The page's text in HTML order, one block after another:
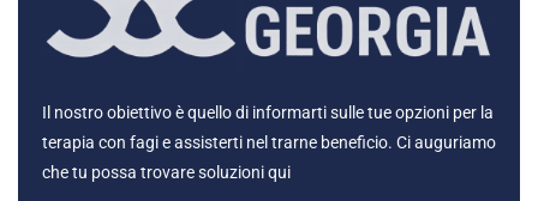
Il nostro obiettivo è quello di informarti sulle tue opzioni per la
terapia con fagi e assisterti nel trarne beneficio. Ci auguriamo
che tu possa trovare soluzioni qui